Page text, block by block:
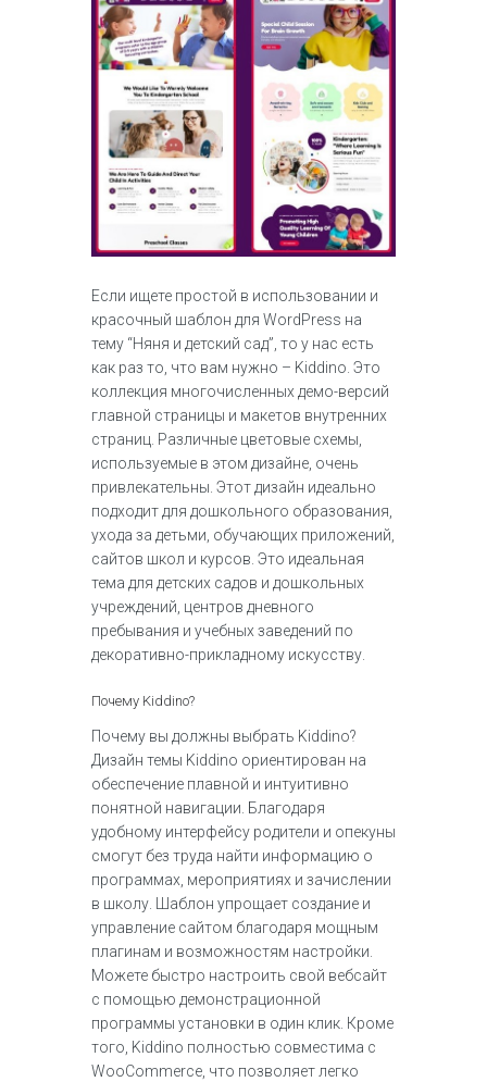
Если ищете простой в использовании и
красочный шаблон для WordPress на
тему “Няня и детский сад”, то у нас есть
как раз то, что вам нужно – Kiddino. Это
коллекция многочисленных демо-версий
главной страницы и макетов внутренних
страниц. Различные цветовые схемы,
используемые в этом дизайне, очень
привлекательны. Этот дизайн идеально
подходит для дошкольного образования,
ухода за детьми, обучающих приложений,
сайтов школ и курсов. Это идеальная
тема для детских садов и дошкольных
учреждений, центров дневного
пребывания и учебных заведений по
декоративно-прикладному искусству.
Почему Kiddino?
Почему вы должны выбрать Kiddino?
Дизайн темы Kiddino ориентирован на
обеспечение плавной и интуитивно
понятной навигации. Благодаря
удобному интерфейсу родители и опекуны
смогут без труда найти информацию о
программах, мероприятиях и зачислении
в школу. Шаблон упрощает создание и
управление сайтом благодаря мощным
плагинам и возможностям настройки.
Можете быстро настроить свой вебсайт
с помощью демонстрационной
программы установки в один клик. Кроме
того, Kiddino полностью совместима с
WooCommerce, что позволяет легко